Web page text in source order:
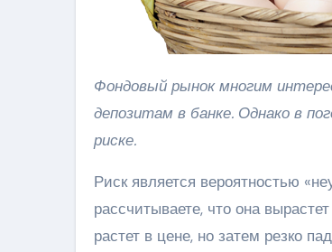
Фондовый рынок многим интересен т.к. позволяет получать доход, превосходящий доходы по
депозитам в банке. Однако в
риске.
Риск является вероятностью
рассчитываете, что она
растет в цене, но затем резко